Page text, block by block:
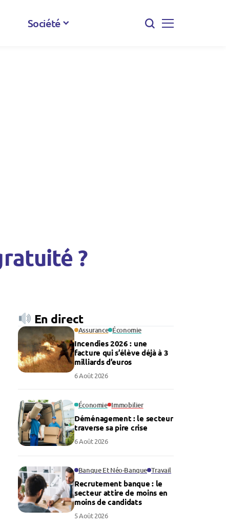
Société
?
En direct
Assurance Économie
Incendies 2026 : une
facture qui s’élève déjà à 3
milliards d’euros
6 Août 2026
Économie Immobilier
Déménagement : le secteur
traverse sa pire crise
6 Août 2026
Banque Et Néo-Banque Travail
Recrutement banque : le
secteur attire de moins en
moins de candidats
5 Août 2026